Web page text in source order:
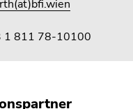
1 811 78-10100